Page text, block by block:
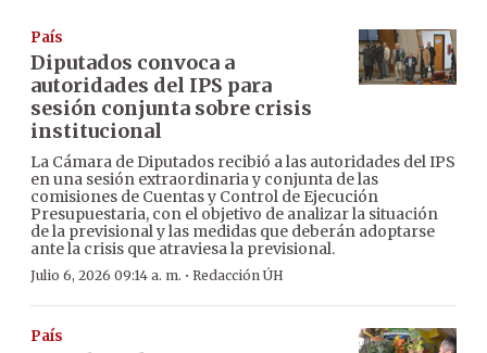
País
Diputados convoca a
autoridades del IPS para
sesión conjunta sobre crisis
institucional
La Cámara de Diputados recibió a las autoridades del IPS
en una sesión extraordinaria y conjunta de las
comisiones de Cuentas y Control de Ejecución
Presupuestaria, con el objetivo de analizar la situación
de la previsional y las medidas que deberán adoptarse
ante la crisis que atraviesa la previsional.
Julio 6, 2026 09:14 a. m. · Redacción ÚH
País